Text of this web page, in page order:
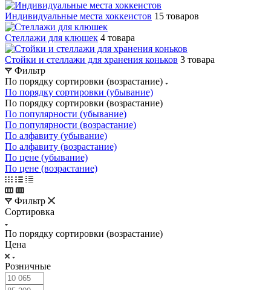
Индивидуальные места хоккеистов 15 товаров
Стеллажи для клюшек 4 товара
Стойки и стеллажи для хранения коньков 3 товара
Фильтр
По порядку сортировки (возрастание)
По порядку сортировки (убывание)
По порядку сортировки (возрастание)
По популярности (убывание)
По популярности (возрастание)
По алфавиту (убывание)
По алфавиту (возрастание)
По цене (убывание)
По цене (возрастание)
Фильтр
Сортировка
По порядку сортировки (возрастание)
Цена
Розничные